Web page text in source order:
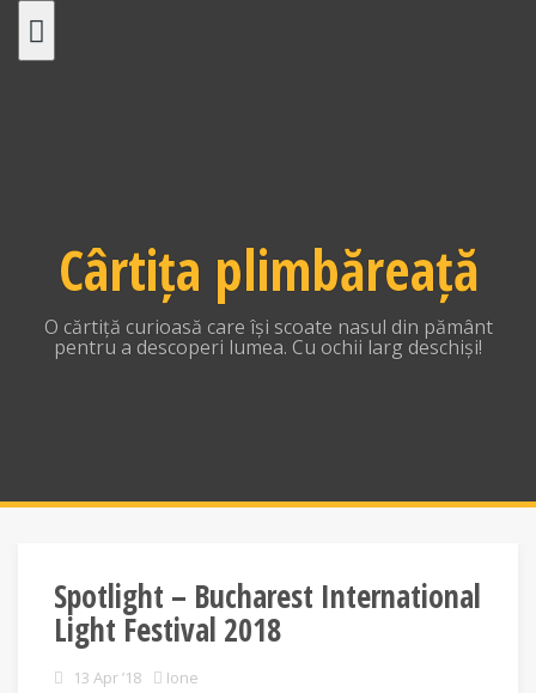
Cârtița plimbăreață
O cărtiță curioasă care își scoate nasul din pământ
pentru a descoperi lumea. Cu ochii larg deschiși!
Spotlight – Bucharest International
Light Festival 2018
13 Apr ’18 Ione